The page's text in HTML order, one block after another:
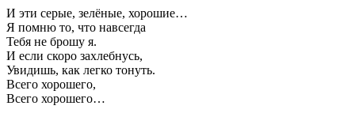
И эти серые, зелёные, хорошие…
Я помню то, что навсегда
Тебя не брошу я.
И если скоро захлебнусь,
Увидишь, как легко тонуть.
Всего хорошего,
Всего хорошего…